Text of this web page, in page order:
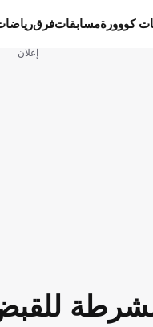
كووورةمسابقاتفرق
إعلان
الشرطة